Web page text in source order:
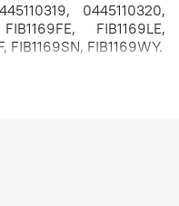
0445110320,
FIB1169LE,
FIB1169SN, FIB1169WY.
HYUNDAI ACCENT,